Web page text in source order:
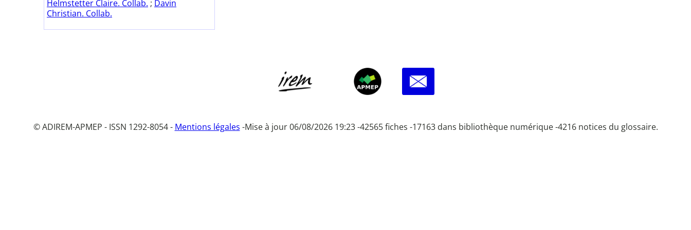
Helmstetter Claire. Collab. ; Davin
Christian. Collab.
© ADIREM-APMEP - ISSN 1292-8054 - Mentions légales -Mise à jour 06/08/2026 19:23 -42565 fiches -17163 dans bibliothèque numérique -4216 notices du glossaire.